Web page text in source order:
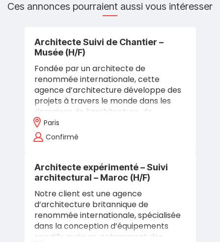
Ces annonces pourraient aussi vous intéresser
Architecte Suivi de Chantier –
Musée (H/F)
Fondée par un architecte de
renommée internationale, cette
agence d’architecture développe des
projets à travers le monde dans les
domaines de l’architecture, de
l’urbanisme, du design d’intérieur et de
l’aménagement…
Paris
Confirmé
Architecte expérimenté – Suivi
architectural – Maroc (H/F)
Notre client est une agence
d’architecture britannique de
renommée internationale, spécialisée
dans la conception d’équipements
sportifs majeurs, notamment des